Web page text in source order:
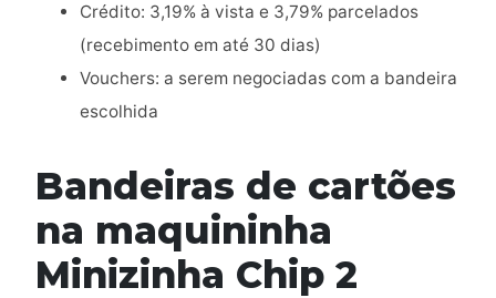
Crédito: 3,19% à vista e 3,79% parcelados
(recebimento em até 30 dias)
Vouchers: a serem negociadas com a bandeira
escolhida
Bandeiras de cartões
na maquininha
Minizinha Chip 2